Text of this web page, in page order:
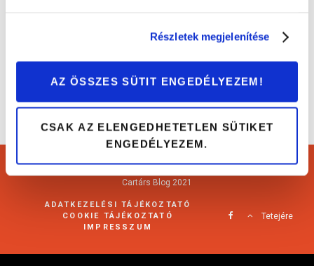
Részletek megjelenítése
AZ ÖSSZES SÜTIT ENGEDÉLYEZEM!
CSAK AZ ELENGEDHETETLEN SÜTIKET
ENGEDÉLYEZEM.
Cartárs Blog 2021
ADATKEZELÉSI TÁJÉKOZTATÓ
COOKIE TÁJÉKOZTATÓ
IMPRESSZUM
Tetejére